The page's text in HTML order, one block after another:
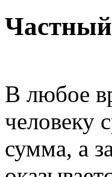
Частный
В любое
человеку
сумма, а